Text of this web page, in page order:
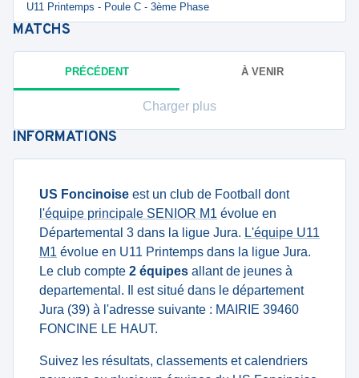
U11 Printemps - Poule C - 3ème Phase
MATCHS
PRÉCÉDENT À VENIR
Charger plus
INFORMATIONS
US Foncinoise est un club de Football dont
l'équipe principale SENIOR M1 évolue en
Départemental 3 dans la ligue Jura. L'équipe U11
M1 évolue en U11 Printemps dans la ligue Jura.
Le club compte 2 équipes allant de jeunes à
departemental. Il est situé dans le département
Jura (39) à l'adresse suivante : MAIRIE 39460
FONCINE LE HAUT.
Suivez les résultats, classements et calendriers